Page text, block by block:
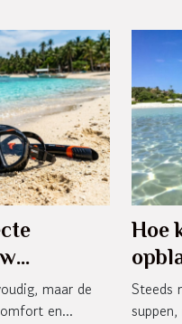
maar de
en...
Hoe
Steeds